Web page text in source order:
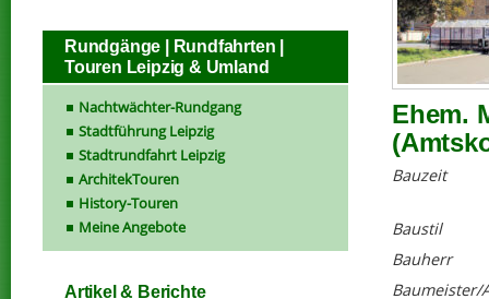
Ehem.
Bauzeit
Baustil
Bauherr
Baumeister/
Rundgänge | Rundfahrten |
Touren Leipzig & Umland
Nachtwächter-Rundgang
Stadtführung Leipzig
Stadtrundfahrt Leipzig
ArchitekTouren
History-Touren
Meine Angebote
Artikel & Berichte